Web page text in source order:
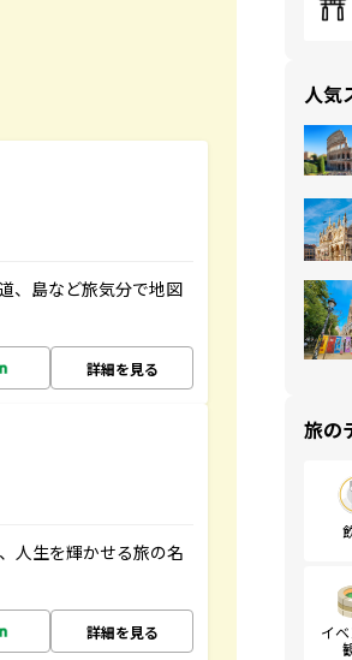
、島など旅気分で地図
詳細を見る
人生を輝かせる旅の名
詳細を見る
人気
旅の
イベ